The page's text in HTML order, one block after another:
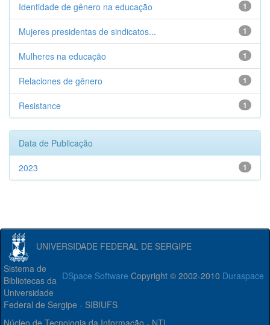
1
Identidade de gênero na educação
1
Mujeres presidentas de sindicatos...
1
Mulheres na educação
1
Relaciones de gênero
1
Resistance
Data de Publicação
1
2023
UNIVERSIDADE FEDERAL DE SERGIPE
DSpace Software Copyright © 2002-2010 Duraspace
Sistema de
Bibliotecas da
Universidade
Federal de Sergipe - SIBIUFS
Núcleo de Tecnologia da Informação - NTI